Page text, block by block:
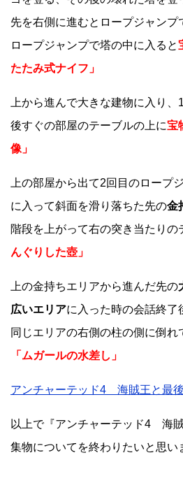
先を右側に進むとロープジャンプ
ロープジャンプで塔の中に入ると
たたみ式ナイフ」
上から進んで大きな建物に入り
後すぐの部屋のテーブルの上に宝
像」
上の部屋から出て2回目のロープ
に入って斜面を滑り落ちた先の金
階段を上がって右の突き当たりの
んぐりした壺」
上の金持ちエリアから進んだ先の
広いエリアに入った時の会話終了
同じエリアの右側の柱の側に倒れ
「ムガールの水差し」
アンチャーテッド4 海賊王と最
以上で『アンチャーテッド4 海
集物についてを終わりたいと思い